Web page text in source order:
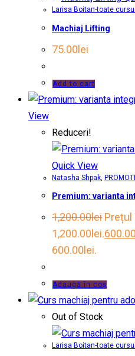
Larisa Boitan-toate
Machiaj Lifting
75.00lei
Add to cart
View
Reduceri!
Quick View
Natasha Shpak
Premium: varianta
1,200.00lei Prețul
1,200.00lei.600.00
600.00lei.
Adaugă în coș
Out of Stock
Larisa Boitan-toate